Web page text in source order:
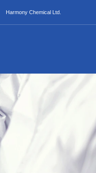
Harmony Chemical Ltd.